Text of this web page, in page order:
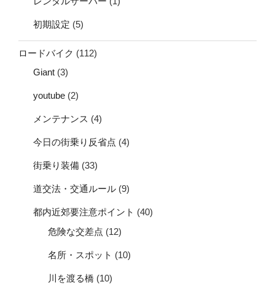
初期設定 (5)
ロードバイク (112)
Giant (3)
youtube (2)
メンテナンス (4)
今日の街乗り反省点 (4)
街乗り装備 (33)
道交法・交通ルール (9)
都内近郊要注意ポイント (40)
危険な交差点 (12)
名所・スポット (10)
川を渡る橋 (10)